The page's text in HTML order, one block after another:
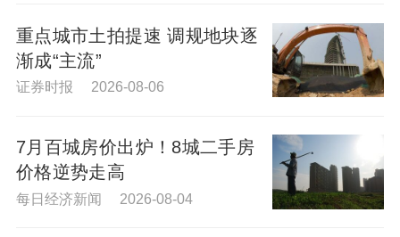
重点城市土拍提速 调规地块逐
渐成“主流”
证券时报 2026-08-06
7月百城房价出炉！8城二手房
价格逆势走高
每日经济新闻 2026-08-04